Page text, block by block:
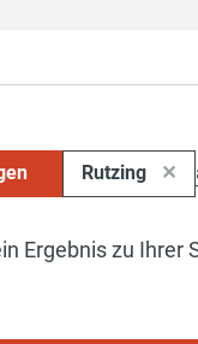
Rutzing
Ergebnis zu Ihrer